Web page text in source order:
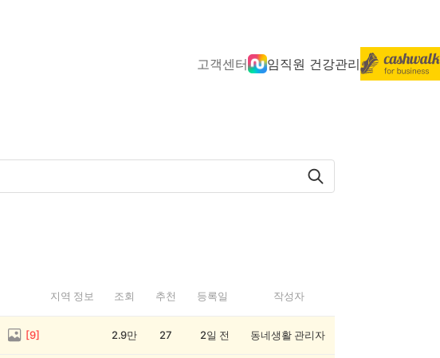
고객센터 임직원 건강관리
지역 정보 조회 추천 등록일 작성자
[9] 2.9만 27 2일 전 동네생활 관리자